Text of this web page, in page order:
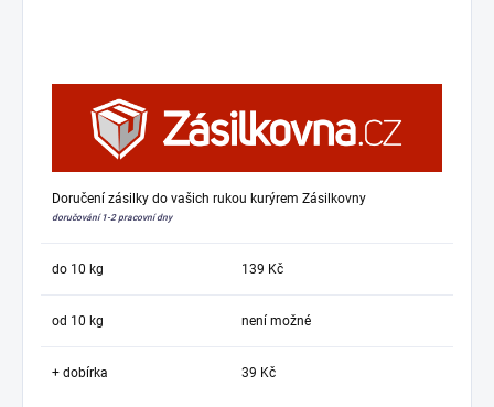
Doručení zásilky do vašich rukou kurýrem Zásilkovny
doručování 1-2 pracovní dny
do 10 kg 139 Kč
od 10 kg není možné
+ dobírka 39 Kč